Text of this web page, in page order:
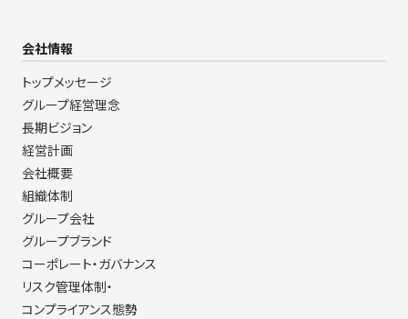
会社情報
トップメッセージ
グループ経営理念
長期ビジョン
経営計画
会社概要
組織体制
グループ会社
グループブランド
コーポレート・ガバナンス
リスク管理体制・
コンプライアンス態勢